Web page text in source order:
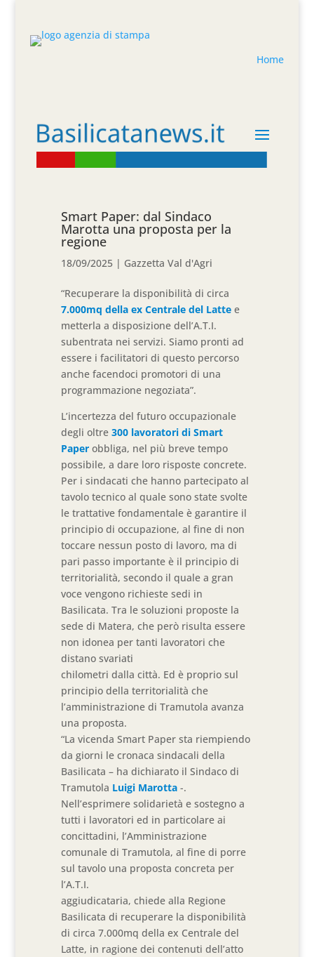
Home
Smart Paper: dal Sindaco
Marotta una proposta per la
regione
18/09/2025 | Gazzetta Val d'Agri
“Recuperare la disponibilità di circa
7.000mq della ex Centrale del Latte e
metterla a disposizione dell’A.T.I.
subentrata nei servizi. Siamo pronti ad
essere i facilitatori di questo percorso
anche facendoci promotori di una
programmazione negoziata”.
L’incertezza del futuro occupazionale
degli oltre300 lavoratori di Smart
Paper obbliga, nel più breve tempo
possibile, a dare loro risposte concrete.
Per i sindacati che hanno partecipato al
tavolo tecnico al quale sono state svolte
le trattative fondamentale è garantire il
principio di occupazione, al fine di non
toccare nessun posto di lavoro, ma di
pari passo importante è il principio di
territorialità, secondo il quale a gran
voce vengono richieste sedi in
Basilicata. Tra le soluzioni proposte la
sede di Matera, che però risulta essere
non idonea per tanti lavoratori che
distano svariati
chilometri dalla città. Ed è proprio sul
principio della territorialità che
l’amministrazione di Tramutola avanza
una proposta.
“La vicenda Smart Paper sta riempiendo
da giorni le cronaca sindacali della
Basilicata – ha dichiarato il Sindaco di
Tramutola Luigi Marotta-.
Nell’esprimere solidarietà e sostegno a
tutti i lavoratori ed in particolare ai
concittadini, l’Amministrazione
comunale di Tramutola, al fine di porre
sul tavolo una proposta concreta per
l’A.T.I.
aggiudicataria, chiede alla Regione
Basilicata di recuperare la disponibilità
di circa 7.000mq della ex Centrale del
Latte, in ragione dei contenuti dell’atto